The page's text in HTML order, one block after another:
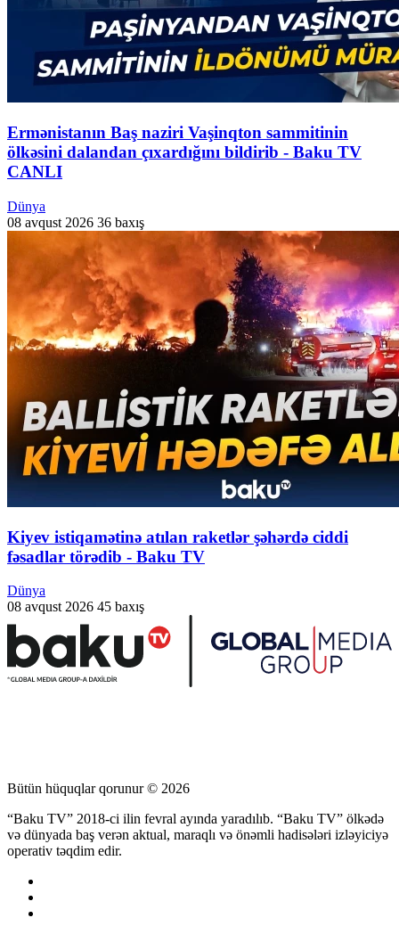
Ermənistanın Baş naziri Vaşinqton sammitinin
ölkəsini dalandan çıxardığını bildirib - Baku TV
CANLI
Dünya
08 avqust 2026 36 baxış
Kiyev istiqamətinə atılan raketlər şəhərdə ciddi
fəsadlar törədib - Baku TV
Dünya
08 avqust 2026 45 baxış
Bütün hüquqlar qorunur © 2026
“Baku TV” 2018-ci ilin fevral ayında yaradılıb. “Baku TV” ölkədə
və dünyada baş verən aktual, maraqlı və önəmli hadisələri izləyiciyə
operativ təqdim edir.